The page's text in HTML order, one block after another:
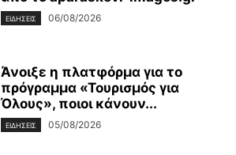
ΕΙΔΗΣΕΙΣ 06/08/2026
Άνοιξε η πλατφόρμα για το
πρόγραμμα «Τουρισμός για
Όλους», ποιοι κάνουν...
ΕΙΔΗΣΕΙΣ 05/08/2026